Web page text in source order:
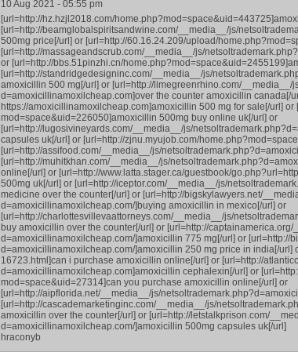
10 Aug 2021 - 05:55 pm
[url=http://hz.hzjl2018.com/
[url=http://beamglobalspiritsandwine.com/__media__/js/
500mg price[/url] or [url=http://60.16.24.209/upload/
[url=http://massageandscrub.com/__media__/js/
or [url=http://bbs.51pinzhi.cn/
[url=http://standridgedesigninc.com/__media__/js/
amoxicillin 500 mg[/url] or [url=http://limegreenrhino.com/__media__/
d=amoxicillinamoxilcheap.com]over the counter amoxicillin canada[/
https://amoxicillinamoxilcheap.com]amoxicillin 500 mg for sale[/url]
mod=space&uid=226050]amoxicillin 500mg buy online uk[/url] or
[url=http://lugosivineyards.com/__media__/js/
capsules uk[/url] or [url=http://zjnu.myujob.com/
[url=http://assifood.com/__media__/js/
[url=http://muhitkhan.com/__media__/js/
online[/url] or [url=http://www.latta.stager.ca/guestbook/
500mg uk[/url] or [url=http://iceptor.com/__media__/js/
medicine over the counter[/url] or [url=http://bigskylawyers.net/
d=amoxicillinamoxilcheap.com/]buying amoxicillin in mexico[/url] or
[url=http://charlottesvillevaattorneys.com/__media__/js/
buy amoxicillin over the counter[/url] or [url=http://
d=amoxicillinamoxilcheap.com/]amoxicillin 775 mg[/url] or [url=http://
d=amoxicillinamoxilcheap.com/]amoxicillin 250 mg price in india[/url]
16723.html]can i purchase amoxicillin online[/url] or [url=http://
d=amoxicillinamoxilcheap.com]amoxicillin cephalexin[/url] or
mod=space&uid=27314]can you purchase amoxicillin online[/url] or
[url=http://aipflorida.net/__media__/js/
[url=http://cascademarketinginc.com/__media__/js/
amoxicillin over the counter[/url] or [url=http://letstalkprison.com/
d=amoxicillinamoxilcheap.com/]amoxicillin 500mg capsules uk[/url]
hraconyb